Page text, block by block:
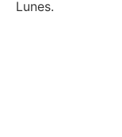
Lunes.